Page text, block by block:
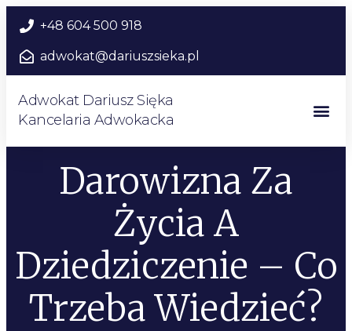
+48 604 500 918
adwokat@dariuszsieka.pl
Adwokat Dariusz Sięka
Kancelaria Adwokacka
Darowizna Za
Życia A
Dziedziczenie – Co
Trzeba Wiedzieć?